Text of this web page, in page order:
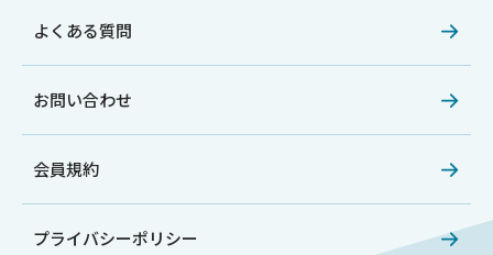
よくある質問
お問い合わせ
会員規約
プライバシーポリシー